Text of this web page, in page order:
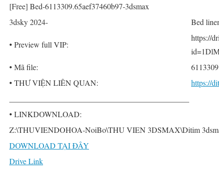
[Free] Bed-6113309.65aef37460b97-3dsmax
3dsky 2024-
Bed
• Preview full VIP:
https://
• Mã file:
• THƯ VIỆN LIÊN QUAN:
https://
• LINKDOWNLOAD:
Z:\THUVIENDOHOA-NoiBo\THU VIEN 3DSMAX\Ditim
DOWNLOAD TẠI ĐÂY
Drive Link